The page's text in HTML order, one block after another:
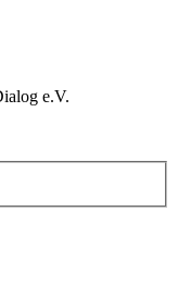
e.V.